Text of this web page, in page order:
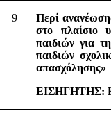
9
Περί
στο πλαίσιο
παιδιών για
παιδιών
απασχόλησης»
ΕΙΣΗΓΗΤΗΣ: